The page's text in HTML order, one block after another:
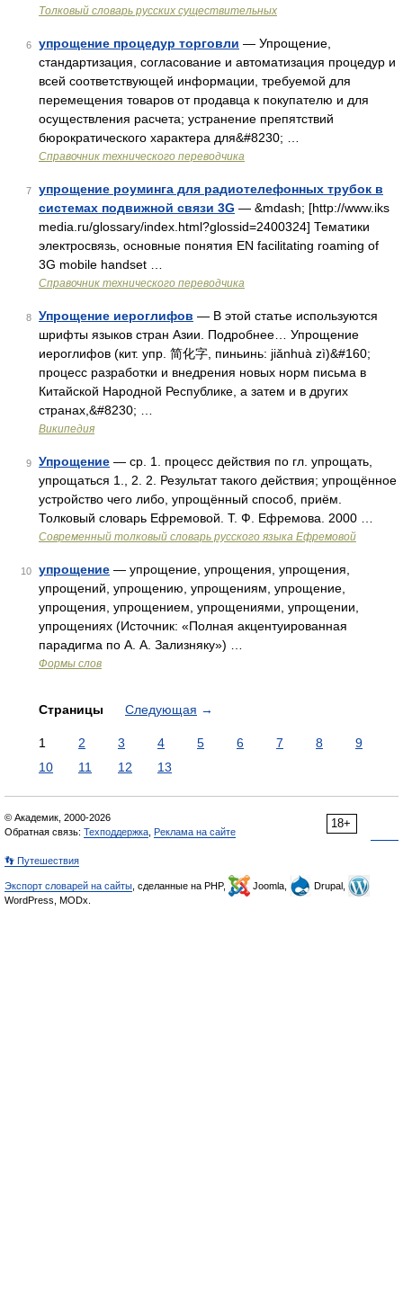
Толковый словарь русских существительных
6 упрощение процедур торговли — Упрощение,
стандартизация, согласование и автоматизация процедур и
всей соответствующей информации, требуемой для
перемещения товаров от продавца к покупателю и для
осуществления расчета; устранение препятствий
бюрократического характера для&#8230; …
Справочник технического переводчика
7
упрощение роуминга для радиотелефонных трубок в
системах подвижной связи 3G — &mdash; [http://www.iks
media.ru/glossary/index.html?glossid=2400324] Тематики
электросвязь, основные понятия EN facilitating roaming of
3G mobile handset …
Справочник технического переводчика
8 Упрощение иероглифов — В этой статье используются
шрифты языков стран Азии. Подробнее… Упрощение
иероглифов (кит. упр. 简化字, пиньинь: jiǎnhuà zì)&#160;
процесс разработки и внедрения новых норм письма в
Китайской Народной Республике, а затем и в других
странах,&#8230; …
Википедия
9 Упрощение — ср. 1. процесс действия по гл. упрощать,
упрощаться 1., 2. 2. Результат такого действия; упрощённое
устройство чего либо, упрощённый способ, приём.
Толковый словарь Ефремовой. Т. Ф. Ефремова. 2000 …
Современный толковый словарь русского языка Ефремовой
10 упрощение — упрощение, упрощения, упрощения,
упрощений, упрощению, упрощениям, упрощение,
упрощения, упрощением, упрощениями, упрощении,
упрощениях (Источник: «Полная акцентуированная
парадигма по А. А. Зализняку») …
Формы слов
Страницы Следующая →
1 2 3 4 5 6 7 8
9
10
11 12 13
18+
© Академик, 2000-2026
Обратная связь: Техподдержка Реклама на сайте
👣 Путешествия
Экспорт словарей на сайты , сделанные на PHP, Joomla,
Drupal,
WordPress, MODx.